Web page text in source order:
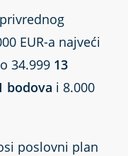
EUR-a najveći
34.999 13
bodova i 8.000
poslovni plan